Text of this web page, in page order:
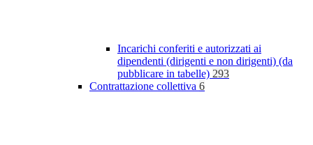
Incarichi conferiti e autorizzati ai
dipendenti (dirigenti e non dirigenti) (da
pubblicare in tabelle) 293
Contrattazione collettiva 6